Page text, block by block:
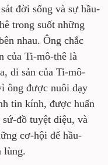
đời sống và sự hầu-
trong suốt những
nhau. Ông chắc
của Ti-mô-thê là
di sản của Ti-mô-
ông được nuôi dạy
tin kính, được huấn
đồ tuyệt diệu, và
cơ-hội để hầu-
lùng.